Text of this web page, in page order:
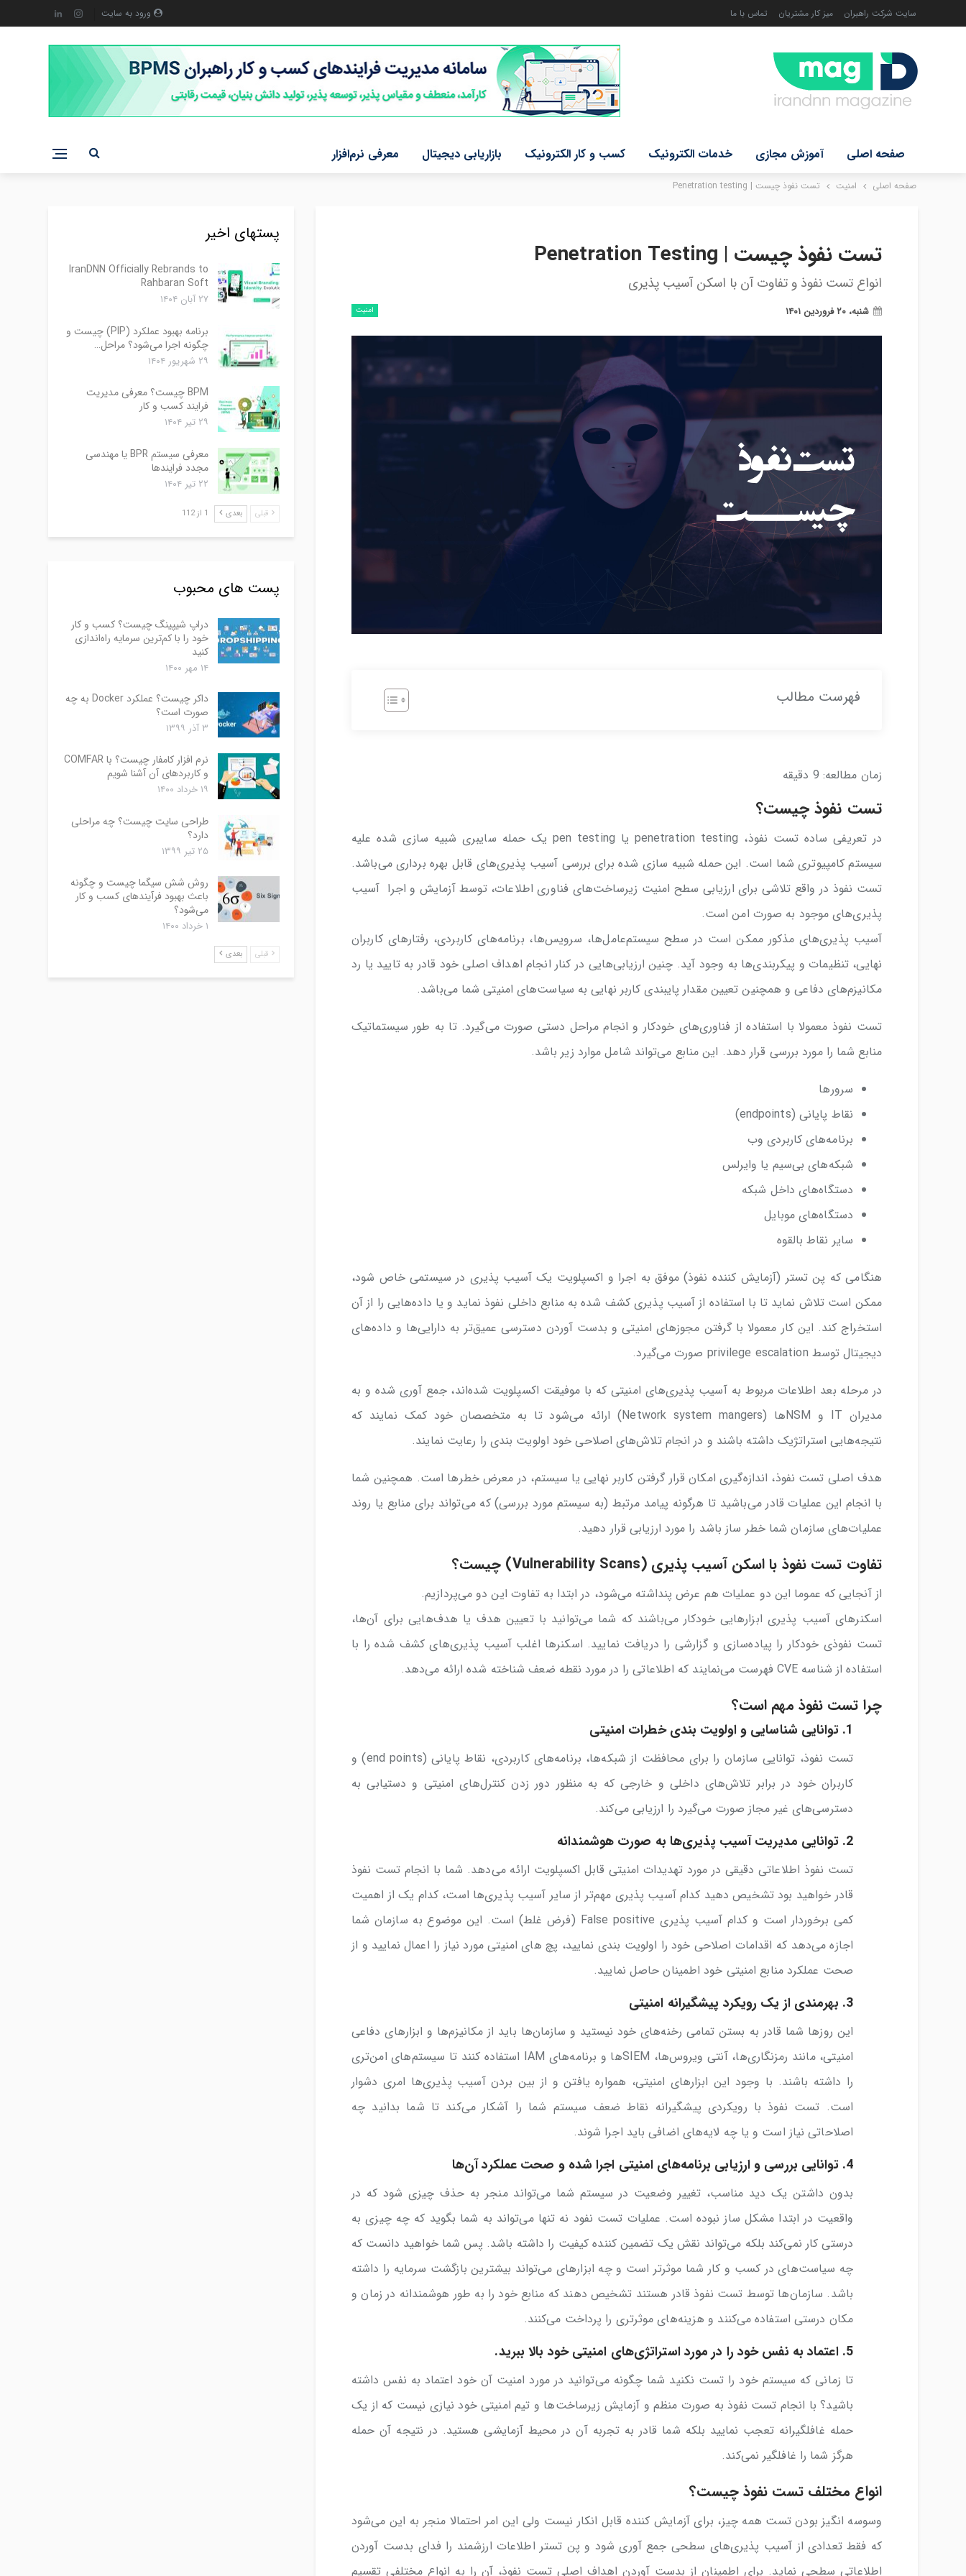
ورود به سایت سایت شرکت راهبران میز کار مشتریان تماس با ما
صفحه اصلی آموزش مجازی خدمات الکترونیک کسب و کار الکترونیک بازاریابی دیجیتال معرفی نرم‌افزار
صفحه اصلی امنیت تست نفوذ چیست | Penetration testing
تست نفوذ چیست | Penetration Testing
انواع تست نفوذ و تفاوت آن با اسکن آسیب پذیری
امنیت شنبه، ۲۰ فروردین ۱۴۰۱
فهرست مطالب
زمان مطالعه: 9 دقیقه
تست نفوذ چیست؟
در تعریفی ساده تست نفوذ، penetration testing یا pen testing یک حمله سایبری شبیه سازی شده علیه
سیستم کامپیوتری شما است. این حمله شبیه سازی شده برای بررسی آسیب پذیری‌های قابل بهره‌ برداری می‌باشد.
تست نفوذ در واقع تلاشی برای ارزیابی سطح امنیت زیرساخت‌های فناوری اطلاعات، توسط آزمایش و اجرا آسیب
پذیری‌های موجود به صورت امن است.
آسیب پذیری‌های مذکور ممکن است در سطح سیستم‌عامل‌ها، سرویس‌ها، برنامه‌های کاربردی، رفتار‌های کاربران
نهایی، تنظیمات و پیکربندی‌ها به وجود آید. چنین ارزیابی‌هایی در کنار انجام اهداف اصلی خود قادر به تایید یا رد
مکانیزم‌های دفاعی و همچنین تعیین مقدار پایبندی کاربر نهایی به سیاست‌های ‌امنیتی شما می‌باشد.
تست نفوذ معمولا با استفاده از فناوری‌های خودکار و انجام مراحل دستی صورت می‌گیرد. تا به طور سیستماتیک
منابع شما را مورد بررسی قرار دهد. این منابع می‌تواند شامل موارد زیر باشد.
سرورها
نقاط پایانی (endpoints)
برنامه‌های کاربردی وب
شبکه‌های بی‌سیم یا وایرلس
دستگاه‌‌های داخل شبکه
دستگاه‌های موبایل
سایر نقاط بالقوه
هنگامی که پن تستر (آزمایش کننده نفوذ) موفق به اجرا و اکسپلویت یک آسیب ‌پذیری در سیستمی خاص شود،
ممکن است تلاش نماید تا با استفاده از آسیب پذیری کشف شده به منابع داخلی نفوذ نماید و یا داده‌هایی را از آن
استخراج کند. این کار معمولا با گرفتن مجوز‌های امنیتی و بدست آوردن دسترسی عمیق‌تر به دارایی‌ها‌ و داده‌های
دیجیتال توسط privilege escalation صورت می‌گیرد.
در مرحله بعد اطلاعات مربوط به آسیب پذیری‌های امنیتی که با موفیقت اکسپلویت شده‌اند، جمع آوری شده و به
مدیران IT و NSMها (Network system mangers) ارائه می‌شود تا به متخصصان خود کمک نمایند که
نتیجه‌هایی استراتژیک داشته باشند و در انجام تلاش‌های اصلاحی خود اولویت بندی‌ را رعایت نمایند.
هدف اصلی تست نفوذ، اندازه‌گیری امکان قرار گرفتن کاربر نهایی یا سیستم، در معرض خطر‌ها است. همچنین شما
با انجام این عملیات قادر می‌باشید تا هرگونه پیامد مرتبط (به سیستم مورد بررسی) که می‌تواند برای منابع یا روند
عملیات‌های سازمان شما خطر ساز باشد را مورد ارزیابی قرار دهید.
تفاوت تست نفوذ با اسکن آسیب پذیری (Vulnerability Scans) چیست؟
از آنجایی که عموما این دو عملیات هم عرض پنداشته می‌شود، در ابتدا به تفاوت این دو می‌پردازیم.
اسکنر‌های آسیب پذیری ابزارهایی خودکار می‌باشند که شما می‌توانید با تعیین هدف یا هدف‌هایی برای آن‌ها،
تست نفوذی خودکار را پیاده‌سازی و گزارشی را دریافت نمایید. اسکنر‌ها اغلب آسیب پذیری‌های کشف شده را با
استفاده از شناسه CVE فهرست می‌نمایند که اطلاعاتی را در مورد نقطه ضعف شناخته شده ارائه می‌دهد.
چرا تست نفوذ مهم است؟
1. توانایی شناسایی و اولویت بندی خطرات امنیتی
تست نفوذ، توانایی سازمان را برای محافظت از شبکه‌ها، برنامه‌های کاربردی، نقاط پایانی (end points) و
کاربران خود در برابر تلاش‌های داخلی و خارجی که به منظور دور زدن کنترل‌های امنیتی و دستیابی به
دسترسی‌های غیر مجاز صورت می‌گیرد را ارزیابی می‌کند.
2. توانایی مدیریت آسیب پذیری‌ها به صورت هوشمندانه
تست نفوذ اطلاعاتی دقیقی در مورد تهدیدات امنیتی قابل اکسپلویت ارائه می‌دهد. شما با انجام تست نفوذ
قادر خواهید بود تشخیص دهید کدام آسیب پذیری مهم‌‌تر از سایر آسیب پذیری‌ها است، کدام یک از اهمیت
کمی برخوردار است و کدام آسیب پذیری False positive (فرض غلط) است. این موضوع به سازمان شما
اجازه می‌دهد که اقدامات اصلاحی خود را اولویت بندی نمایید، پچ های امنیتی مورد نیاز را اعمال نمایید و از
صحت عملکرد منابع امنیتی خود اطمینان حاصل نمایید.
3. بهرمندی از یک رویکرد پیشگیرانه امنیتی
این روز‌ها شما قادر به بستن تمامی رخنه‌های خود نیستید و سازمان‌ها باید از مکانیزم‌ها و ابزار‌های دفاعی
امنیتی، مانند رمزنگاری‌ها، آنتی ویروس‌ها، SIEMها و برنامه‌های IAM استفاده کنند تا سیستم‌های امن‌تری
را داشته باشند. با وجود این ابزار‌های امنیتی، همواره یافتن و از بین بردن آسیب پذیری‌ها امری دشوار
است. تست نفوذ با رویکردی پیشگیرانه نقاط ضعف سیستم شما را آشکار می‌کند تا شما بدانید چه
اصلاحاتی نیاز است و یا چه لایه‌های اضافی باید اجرا شوند.
4. توانایی بررسی و ارزیابی برنامه‌های امنیتی اجرا شده و صحت عملکرد آن‌ها
بدون داشتن یک دید مناسب، تغییر وضعیت در سیستم شما می‌تواند منجر به حذف چیزی شود که در
واقعیت در ابتدا مشکل ساز نبوده است. عملیات تست نفود نه تنها می‌تواند به شما بگوید که چه چیزی به
درستی کار نمی‌کند بلکه می‌تواند نقش یک تضمین کننده کیفیت را داشته باشد. پس شما خواهید دانست که
چه سیاست‌های در کسب و کار شما موثرتر است و چه ابزار‌های می‌‌تواند بیشترین بازگشت سرمایه را داشته
باشد. سازمان‌ها توسط تست نفوذ قادر هستند تشخیص دهند که منابع خود را به طور هوشمندانه در زمان و
مکان درستی استفاده می‌کنند و هزینه‌های موثرتری را پرداخت می‌کنند.
5. اعتماد به نفس خود را در مورد استراتژی‌های امنیتی خود بالا ببرید.
تا زمانی که سیستم خود را تست نکنید شما چگونه می‌توانید در مورد امنیت آن خود اعتماد به نفس داشته
باشید؟ با انجام تست نفوذ به صورت منظم و آزمایش زیرساخت‌‌ها و تیم امنیتی خود نیازی نیست که از یک
حمله غافلگیرانه تعجب نمایید بلکه شما قادر به تجربه آن در محیط آزمایشی هستید. در نتیجه آن حمله
هرگز شما را غافلگیر نمی‌کند.
انواع مختلف تست نفوذ چیست؟
وسوسه انگیز بودن تست همه چیز، برای آزمایش کننده قابل انکار نیست ولی این امر احتمالا منجر به این می‌شود
که فقط تعدادی از آسیب پذیری‌های سطحی جمع آوری شود و پن تستر اطلاعات ارزشمند را فدای بدست آوردن
اطلاعاتی سطحی نماید. برای اطمینان از بدست آوردن اهداف اصلی تست نفوذ، آن را به انواع مختلفی تقسیم
پستهای اخیر
IranDNN Officially Rebrands to
Rahbaran Soft
۲۷ آبان ۱۴۰۴
برنامه بهبود عملکرد (PIP) چیست و
چگونه اجرا می‌شود؟ مراحل…
۲۹ شهریور ۱۴۰۴
BPM چیست؟ معرفی مدیریت
فرایند کسب و کار
۲۹ تیر ۱۴۰۴
معرفی سیستم BPR یا مهندسی
مجدد فرایندها
۲۲ تیر ۱۴۰۴
قبلی بعدی 1 از 112
پست های محبوب
دراپ شیپینگ چیست؟ کسب و کار
خود را با کم‌ترین سرمایه راه‌اندازی
کنید
۱۴ مهر ۱۴۰۰
داکر چیست؟ عملکرد Docker به چه
صورت است؟
۳ آذر ۱۳۹۹
نرم افزار کامفار چیست؟ با COMFAR
و کاربردهای آن آشنا شویم
۱۹ خرداد ۱۴۰۰
طراحی سایت چیست؟ چه مراحلی
دارد؟
۲۵ تیر ۱۳۹۹
روش شش سیگما چیست و چگونه
باعث بهبود فرآیندهای کسب و کار
می‌شود؟
۱ خرداد ۱۴۰۰
قبلی بعدی